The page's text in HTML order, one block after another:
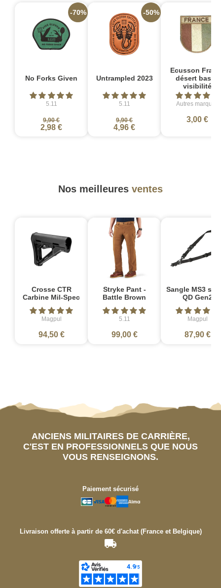
No Forks Given
5.11
9,90 €
2,98 €
-70%
Untrampled 2023
5.11
9,90 €
4,96 €
-50%
Ecusson
désert basse
visibilité
Autres marques
3,00 €
Nos meilleures ventes
Crosse CTR
Carbine Mil-Spec
Magpul
94,50 €
Stryke Pant -
Battle Brown
5.11
99,00 €
Sangle MS3
QD Gen2
Magpul
87,90 €
ANCIENS MILITAIRES DE CARRIÈRE,
C'EST EN PROFESSIONNELS QUE NOUS
VOUS RENSEIGNONS.
Paiement sécurisé
Livraison offerte à partir de 60€ d'achat (France et Belgique)